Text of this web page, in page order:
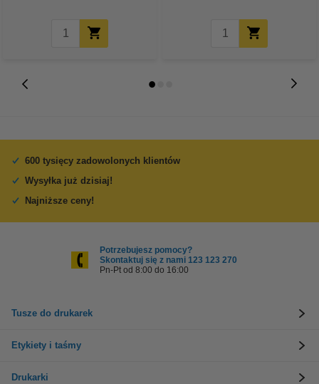
600 tysięcy zadowolonych klientów
Wysyłka już dzisiaj!
Najniższe ceny!
Potrzebujesz pomocy?
Skontaktuj się z nami 123 123 270
Pn-Pt od 8:00 do 16:00
Tusze do drukarek
Etykiety i taśmy
Drukarki